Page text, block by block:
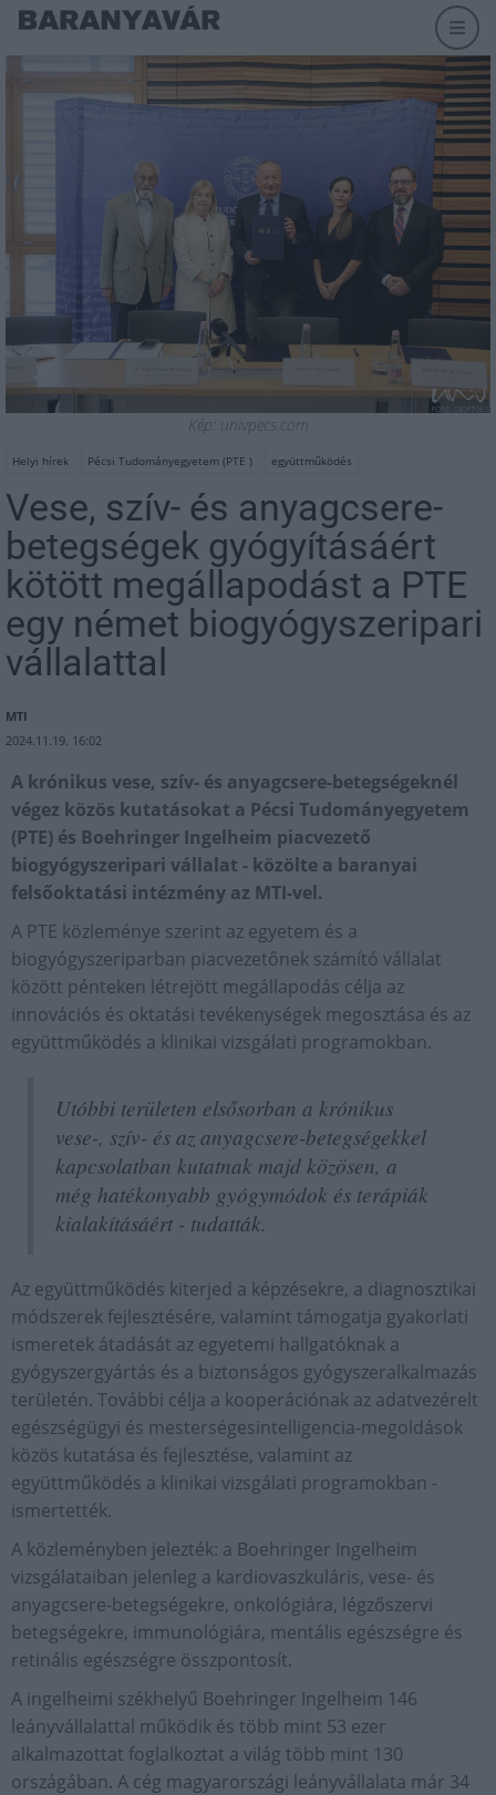
Kép: univpecs.com
Helyi hírek Pécsi Tudományegyetem (PTE ) együttműködés
Vese, szív- és anyagcsere-
betegségek gyógyításáért
kötött megállapodást a PTE
egy német biogyógyszeripari
vállalattal
MTI
2024.11.19. 16:02
A krónikus vese, szív- és anyagcsere-betegségeknél
végez közös kutatásokat a Pécsi Tudományegyetem
(PTE) és Boehringer Ingelheim piacvezető
biogyógyszeripari vállalat - közölte a baranyai
felsőoktatási intézmény az MTI-vel.
A PTE közleménye szerint az egyetem és a
biogyógyszeriparban piacvezetőnek számító vállalat
között pénteken létrejött megállapodás célja az
innovációs és oktatási tevékenységek megosztása és az
együttműködés a klinikai vizsgálati programokban.
Utóbbi területen elsősorban a krónikus
vese-, szív- és az anyagcsere-betegségekkel
kapcsolatban kutatnak majd közösen, a
még hatékonyabb gyógymódok és terápiák
kialakításáért - tudatták.
Az együttműködés kiterjed a képzésekre, a diagnosztikai
módszerek fejlesztésére, valamint támogatja gyakorlati
ismeretek átadását az egyetemi hallgatóknak a
gyógyszergyártás és a biztonságos gyógyszeralkalmazás
területén. További célja a kooperációnak az adatvezérelt
egészségügyi és mesterségesintelligencia-megoldások
közös kutatása és fejlesztése, valamint az
együttműködés a klinikai vizsgálati programokban -
ismertették.
A közleményben jelezték: a Boehringer Ingelheim
vizsgálataiban jelenleg a kardiovaszkuláris, vese- és
anyagcsere-betegségekre, onkológiára, légzőszervi
betegségekre, immunológiára, mentális egészségre és
retinális egészségre összpontosít.
A ingelheimi székhelyű Boehringer Ingelheim 146
leányvállalattal működik és több mint 53 ezer
alkalmazottat foglalkoztat a világ több mint 130
országában. A cég magyarországi leányvállalata már 34